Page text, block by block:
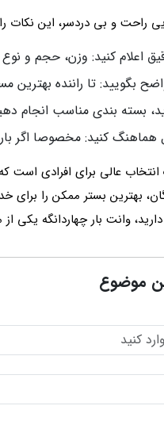
راحت و بی دردسر، این نکات
اعلام کنید: وزن، حجم و
بگویید: تا راننده بهترین
بسته بندی مناسب انجام
هماهنگ کنید: مخصوصا اگر
انتخاب عالی برای افرادی
بهترین بستر ممکن را
وانت بار چهاردانگه یکی
موضوع